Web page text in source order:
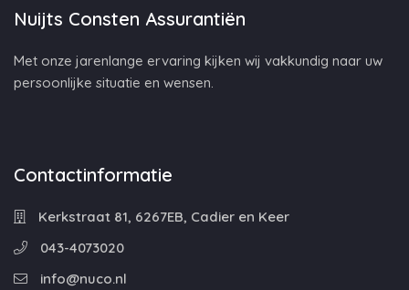
Nuijts Consten Assurantiën
Met onze jarenlange ervaring kijken wij vakkundig naar uw
persoonlijke situatie en wensen.
Contactinformatie
Kerkstraat 81, 6267EB, Cadier en Keer
043-4073020
info@nuco.nl